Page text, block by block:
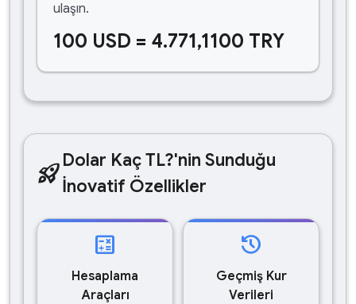
ulaşın.
100 USD = 4.771,1100 TRY
rocket_launchDolar Kaç TL?'nin Sunduğu
İnovatif Özellikler
calculate
Hesaplama
Araçları
history
Geçmiş Kur
Verileri